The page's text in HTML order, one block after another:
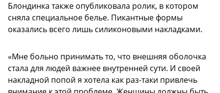
Блондинка также опубликовала ролик, в котором
сняла специальное белье. Пикантные формы
оказались всего лишь силиконовыми накладками.
«Мне больно принимать то, что внешняя оболочка
стала для людей важнее внутренней сути. И своей
накладной попой я хотела как раз-таки привлечь